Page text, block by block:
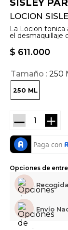
SISLEY
LOCION
La Locion tonica
el desmaquillaje
$ 611.000
Tamaño 250
250 ML
＋
－
Opciones de
Envío